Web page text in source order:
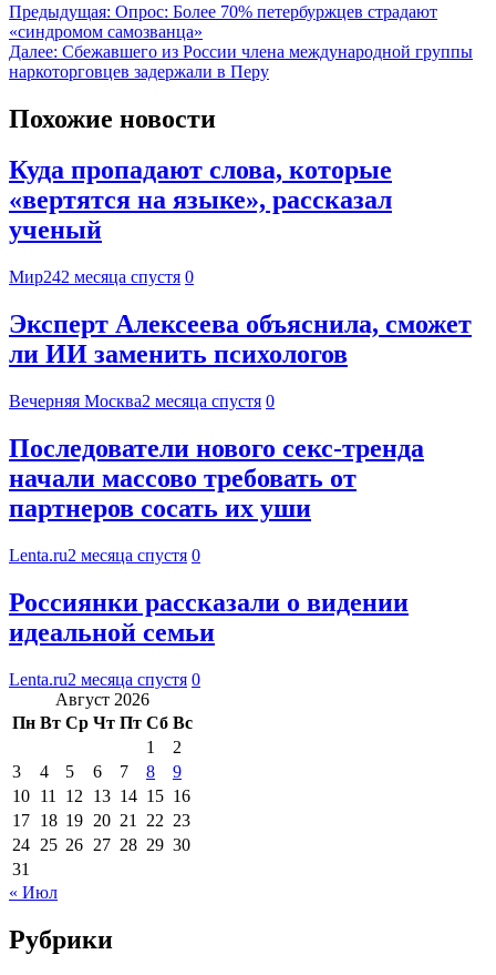
Предыдущая: Опрос: Более 70% петербуржцев страдают
«синдромом самозванца»
Далее: Сбежавшего из России члена международной группы
наркоторговцев задержали в Перу
Похожие новости
Куда пропадают слова, которые
«вертятся на языке», рассказал
ученый
Мир242 месяца спустя 0
Эксперт Алексеева объяснила, сможет
ли ИИ заменить психологов
Вечерняя Москва2 месяца спустя 0
Последователи нового секс-тренда
начали массово требовать от
партнеров сосать их уши
Lenta.ru2 месяца спустя 0
Россиянки рассказали о видении
идеальной семьи
Lenta.ru2 месяца спустя 0
Август 2026
Пн Вт Ср Чт Пт Сб Вс
1
2
3
4 5 6 7 8
9
10 11 12 13 14 15 16
17 18 19 20 21 22 23
24 25 26 27 28 29 30
31
« Июл
Рубрики